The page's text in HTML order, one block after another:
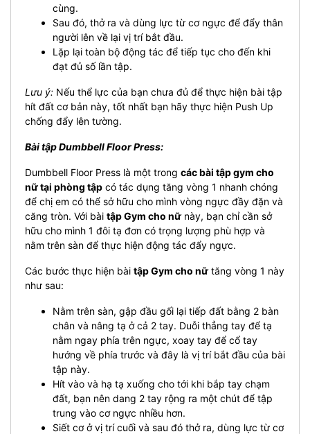
cùng.
Sau đó, thở ra và dùng lực từ cơ ngực để đẩy thân
người lên về lại vị trí bắt đầu.
Lặp lại toàn bộ động tác để tiếp tục cho đến khi
đạt đủ số lần tập.
Lưu ý: Nếu thể lực của bạn chưa đủ để thực hiện bài tập
hít đất cơ bản này, tốt nhất bạn hãy thực hiện Push Up
chống đẩy lên tường.
Bài tập Dumbbell Floor Press:
Dumbbell Floor Press là một trong các bài tập gym cho
nữ tại phòng tập có tác dụng tăng vòng 1 nhanh chóng
để chị em có thể sở hữu cho mình vòng ngực đầy đặn và
căng tròn. Với bài tập Gym cho nữ này, bạn chỉ cần sở
hữu cho mình 1 đôi tạ đơn có trọng lượng phù hợp và
nằm trên sàn để thực hiện động tác đẩy ngực.
Các bước thực hiện bài tập Gym cho nữ tăng vòng 1 này
như sau:
Nằm trên sàn, gập đầu gối lại tiếp đất bằng 2 bàn
chân và nâng tạ ở cả 2 tay. Duỗi thẳng tay để tạ
nằm ngay phía trên ngực, xoay tay để cổ tay
hướng về phía trước và đây là vị trí bắt đầu của bài
tập này.
Hít vào và hạ tạ xuống cho tới khi bắp tay chạm
đất, bạn nên dang 2 tay rộng ra một chút để tập
trung vào cơ ngực nhiều hơn.
Siết cơ ở vị trí cuối và sau đó thở ra, dùng lực từ cơ